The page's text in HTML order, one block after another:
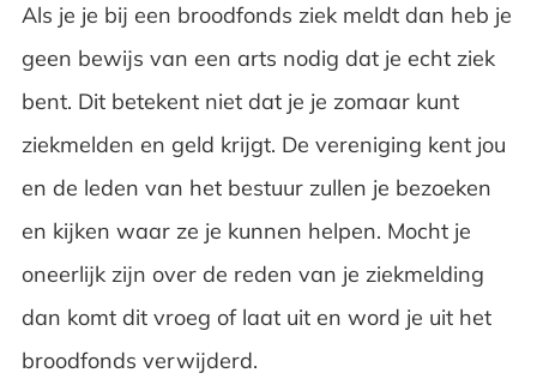
Als je je bij een broodfonds ziek meldt dan heb je
geen bewijs van een arts nodig dat je echt ziek
bent. Dit betekent niet dat je je zomaar kunt
ziekmelden en geld krijgt. De vereniging kent jou
en de leden van het bestuur zullen je bezoeken
en kijken waar ze je kunnen helpen. Mocht je
oneerlijk zijn over de reden van je ziekmelding
dan komt dit vroeg of laat uit en word je uit het
broodfonds verwijderd.